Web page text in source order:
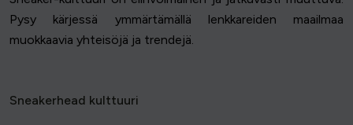
Pysy kärjessä ymmärtämällä lenkkareiden maailmaa
muokkaavia yhteisöjä ja trendejä.
Sneakerhead kulttuuri